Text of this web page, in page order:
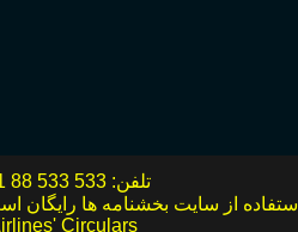
تلفن: 88 533 533
استفاده از سایت بخشنامه ها رایگان
Circulars